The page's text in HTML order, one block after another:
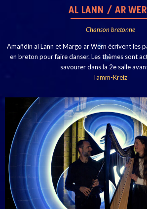
AL LANN / AR
Chanson bretonne
Amañdin al Lann et Margo ar Wern écrivent les
en breton pour faire danser. Les thèmes sont
savourer dans la 2e salle
Tamm-Kreiz